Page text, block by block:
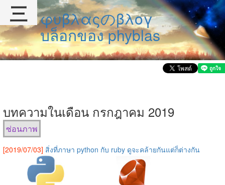
φυβλαςのβλογ
บล็อกของ phyblas
บทความในเดือน กรกฎาคม 2019
ซ่อนภาพ
[2019/07/03] สิ่งที่ภาษา python กับ ruby ดูจะคล้ายกันแต่ก็ต่างกัน
三